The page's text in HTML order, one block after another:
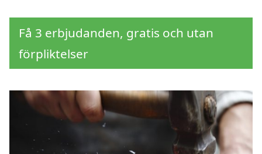
Få 3 erbjudanden, gratis och utan
förpliktelser